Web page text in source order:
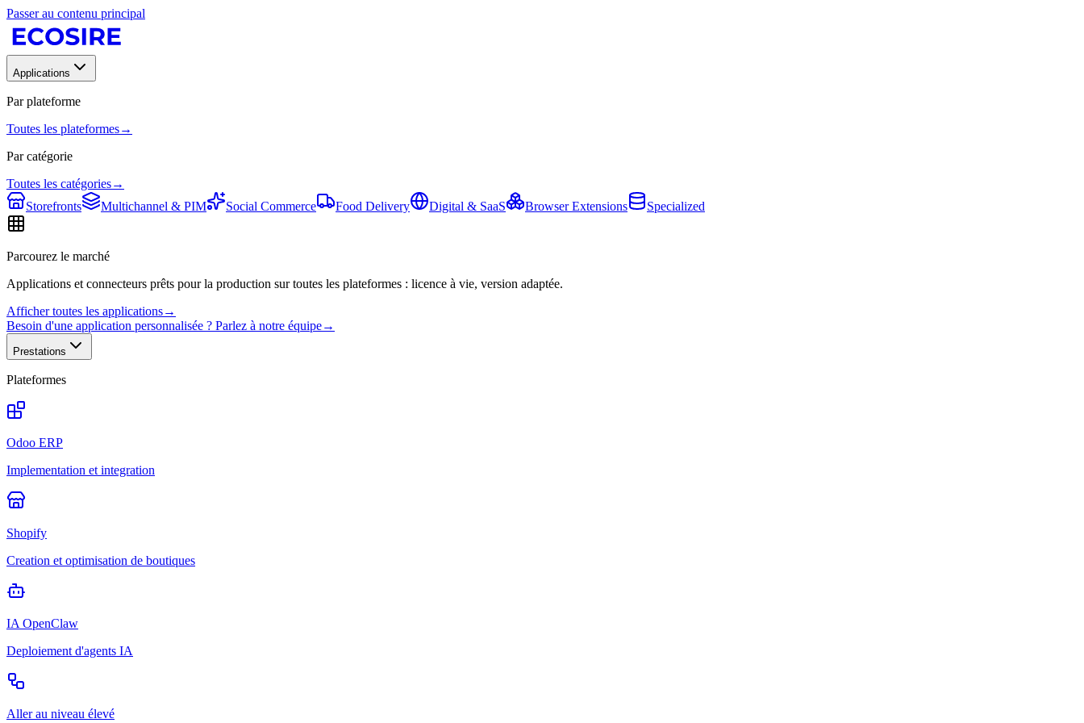
Passer au contenu principal
Applications
Par plateforme
Toutes les plateformes→
Par catégorie
Toutes les catégories→
Storefronts
Multichannel & PIM Social Commerce Food Delivery Digital & SaaS Browser Extensions Specialized
Parcourez le marché
Applications et connecteurs prêts pour la production sur toutes les plateformes : licence à vie, version adaptée.
Afficher toutes les applications→
Besoin d'une application personnalisée ? Parlez à notre équipe→
Prestations
Plateformes
Odoo ERP
Implementation et integration
Shopify
Creation et optimisation de boutiques
IA OpenClaw
Deploiement d'agents IA
Aller au niveau élevé